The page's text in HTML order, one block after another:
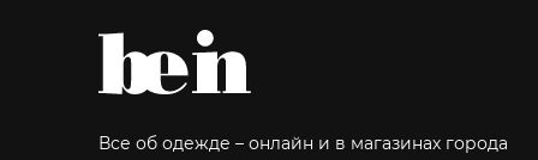
Все об одежде – онлайн и в магазинах города